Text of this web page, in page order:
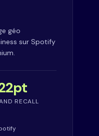
géo
sur Spotify
RECALL